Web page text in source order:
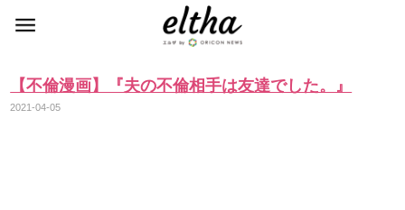
【不倫漫画】『夫の不倫相手は友達でした。』
2021-04-05